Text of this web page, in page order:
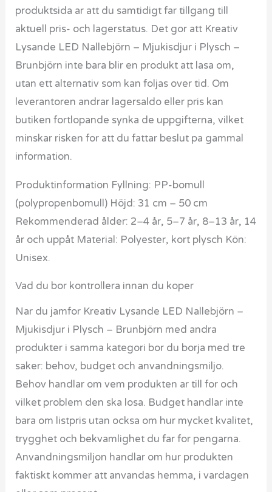
produktsida ar att du samtidigt far tillgang till
aktuell pris- och lagerstatus. Det gor att Kreativ
Lysande LED Nallebjörn – Mjukisdjur i Plysch –
Brunbjörn inte bara blir en produkt att lasa om,
utan ett alternativ som kan foljas over tid. Om
leverantoren andrar lagersaldo eller pris kan
butiken fortlopande synka de uppgifterna, vilket
minskar risken for att du fattar beslut pa gammal
information.
Produktinformation Fyllning: PP-bomull
(polypropenbomull) Höjd: 31 cm – 50 cm
Rekommenderad ålder: 2–4 år, 5–7 år, 8–13 år, 14
år och uppåt Material: Polyester, kort plysch Kön:
Unisex.
Vad du bor kontrollera innan du koper
Nar du jamfor Kreativ Lysande LED Nallebjörn –
Mjukisdjur i Plysch – Brunbjörn med andra
produkter i samma kategori bor du borja med tre
saker: behov, budget och anvandningsmiljo.
Behov handlar om vem produkten ar till for och
vilket problem den ska losa. Budget handlar inte
bara om listpris utan ocksa om hur mycket kvalitet,
trygghet och bekvamlighet du far for pengarna.
Anvandningsmiljon handlar om hur produkten
faktiskt kommer att anvandas hemma, i vardagen